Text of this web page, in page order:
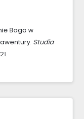
Boga w
Studia